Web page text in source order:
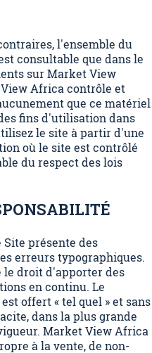
l'ensemble du
consultable que dans le
sur Market View
Africa contrôle et
que ce matériel
fins d'utilisation dans
le site à partir d'une
où le site est contrôlé
du respect des lois
Site présente des
erreurs typographiques.
droit d'apporter des
en continu. Le
offert « tel quel » et sans
dans la plus grande
Market View Africa
à la vente, de non-